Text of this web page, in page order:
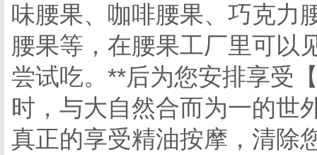
味腰果、咖啡腰果、巧克力
腰果等，在腰果工厂里可以
尝试吃。**后为您安排享受
时，与大自然合而为一的世
真正的享受精油按摩，清除